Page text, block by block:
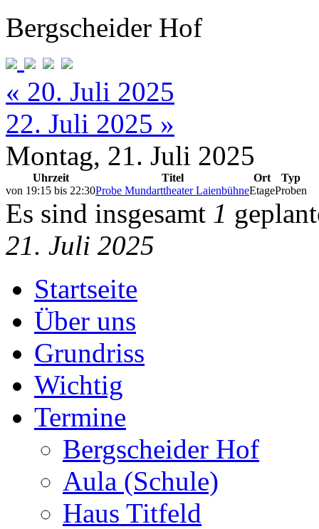
Bergscheider Hof
« 20. Juli 2025
22. Juli 2025 »
Montag, 21. Juli 2025
Uhrzeit Titel Ort
Typ
von 19:15 bis 22:30Probe Mundarttheater LaienbühneEtageProben
Es sind insgesamt 1
21. Juli 2025
Startseite
Über uns
Grundriss
Wichtig
Termine
Bergscheider Hof
Aula (Schule)
Haus Titfeld